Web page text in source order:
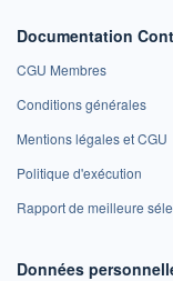
Documentation
CGU Membres
Conditions générales
Mentions légales et CGU
Politique d'exécution
Rapport de meilleure
Données